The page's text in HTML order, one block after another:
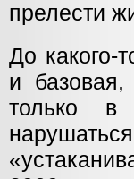
прелести
До какого-
и
только в